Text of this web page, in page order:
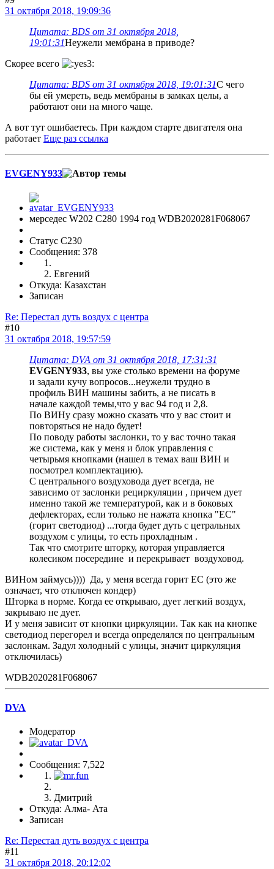
31 октября 2018, 19:09:36
Цитата: BDS от 31 октября 2018,
19:01:31Неужели мембрана в приводе?
Скорее всего
Цитата: BDS от 31 октября 2018, 19:01:31С чего
бы ей умереть, ведь мембраны в замках целы, а
работают они на много чаще.
А вот тут ошибаетесь. При каждом старте двигателя она
работает Еще раз ссылка
EVGENY933
мерседес W202 С280 1994 год WDB2020281F068067
Статус C230
Сообщения: 378
Евгений
Откуда: Казахстан
Записан
Re: Перестал дуть воздух с центра
#10
31 октября 2018, 19:57:59
Цитата: DVA от 31 октября 2018, 17:31:31
EVGENY933, вы уже столько времени на форуме
и задали кучу вопросов...неужели трудно в
профиль ВИН машины забить, а не писать в
начале каждой темы,что у вас 94 год и 2,8.
По ВИНу сразу можно сказать что у вас стоит и
повторяться не надо будет!
По поводу работы заслонки, то у вас точно такая
же система, как у меня и блок управления с
четырьмя кнопками (нашел в темах ваш ВИН и
посмотрел комплектацию).
С центрального воздуховода дует всегда, не
зависимо от заслонки рециркуляции , причем дует
именно такой же температурой, как и в боковых
дефлекторах, если только не нажата кнопка "ЕС"
(горит светодиод) ...тогда будет дуть с цетральных
воздухом с улицы, то есть прохладным .
Так что смотрите шторку, которая управляется
колесиком посередине и перекрывает воздуховод.
ВИНом займусь)))) Да, у меня всегда горит ЕС (это же
означает, что отключен кондер)
Шторка в норме. Когда ее открываю, дует легкий воздух,
закрываю не дует.
И у меня зависит от кнопки циркуляции. Так как на кнопке
светодиод перегорел и всегда определялся по центральным
заслонкам. Задул холодный с улицы, значит циркуляция
отключилась)
WDB2020281F068067
DVA
Модератор
Сообщения: 7,522
Дмитрий
Откуда: Алма- Ата
Записан
Re: Перестал дуть воздух с центра
#11
31 октября 2018, 20:12:02